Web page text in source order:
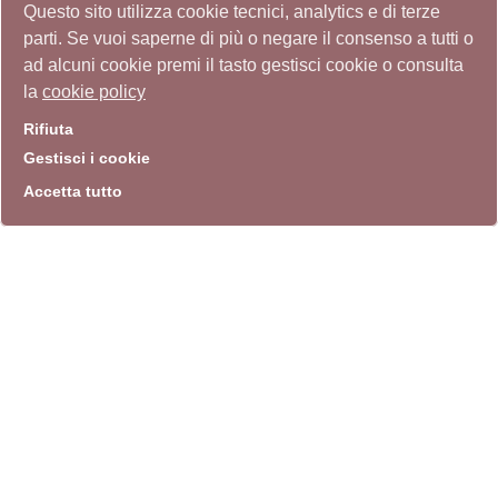
Questo sito utilizza cookie tecnici, analytics e di terze
parti. Se vuoi saperne di più o negare il consenso a tutti o
ad alcuni cookie premi il tasto gestisci cookie o consulta
la cookie policy
Rifiuta
Gestisci i cookie
Accetta tutto